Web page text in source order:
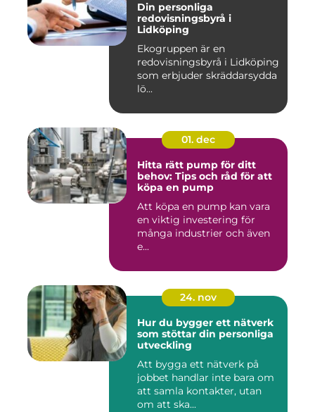
Din personliga
redovisningsbyrå i
Lidköping
Ekogruppen är en
redovisningsbyrå i Lidköping
som erbjuder skräddarsydda
lö...
01. dec
Hitta rätt pump för ditt
behov: Tips och råd för att
köpa en pump
Att köpa en pump kan vara
en viktig investering för
många industrier och även
e...
24. nov
Hur du bygger ett nätverk
som stöttar din personliga
utveckling
Att bygga ett nätverk på
jobbet handlar inte bara om
att samla kontakter, utan
om att ska...